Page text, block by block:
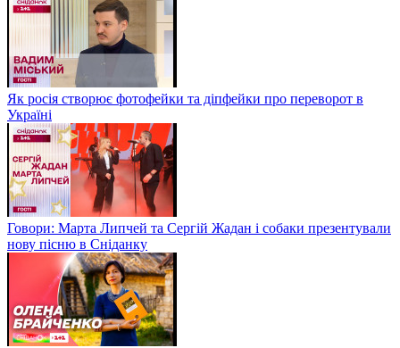
Як росія створює фотофейки та діпфейки про переворот в
Україні
Говори: Марта Липчей та Сергій Жадан і собаки презентували
нову пісню в Сніданку